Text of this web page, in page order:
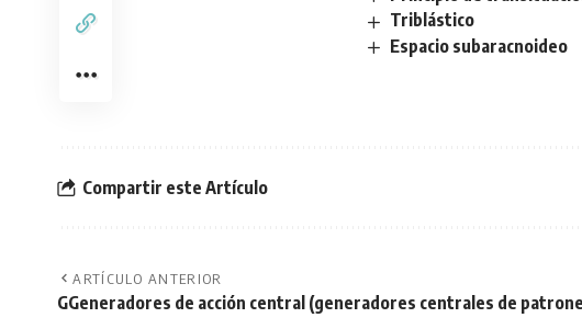
Triblástico
Espacio subaracnoideo
Compartir este Artículo
ARTÍCULO ANTERIOR
GGeneradores de acción central (generadores centrales de